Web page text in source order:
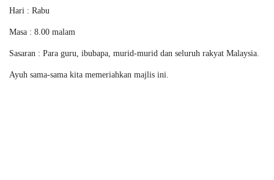
Hari : Rabu
Masa : 8.00 malam
Sasaran : Para guru, ibubapa, murid-murid dan seluruh rakyat Malaysia.
Ayuh sama-sama kita memeriahkan majlis ini.